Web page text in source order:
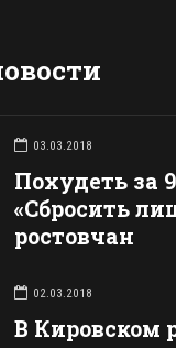
03.03.2018
Похудеть за
«Сбросить
ростовчан
02.03.2018
В Кировском